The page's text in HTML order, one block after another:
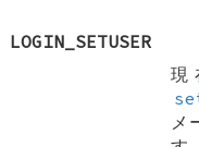
LOGIN_SETUSER
現
メ